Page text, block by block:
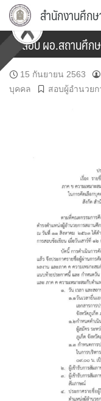
Skip
content
สำนักงานศึก
ผลสอบ ผอ.สถานศึก
15 กันยายน 2563
บุคคล
สอบผู้อำนวยก